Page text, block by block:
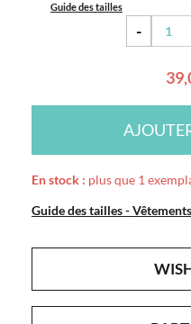
Guide des tailles
-
En stock : plus que 1
Guide des tailles - Vêtements